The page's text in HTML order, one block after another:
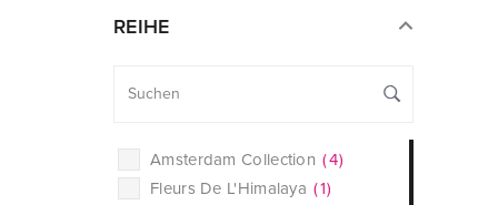
Reinigungscreme
Shampoo
Tagescreme(
)
Trockenshampoo
REIHE
Amsterdam Collection (4)
Fleurs De L'Himalaya (1)